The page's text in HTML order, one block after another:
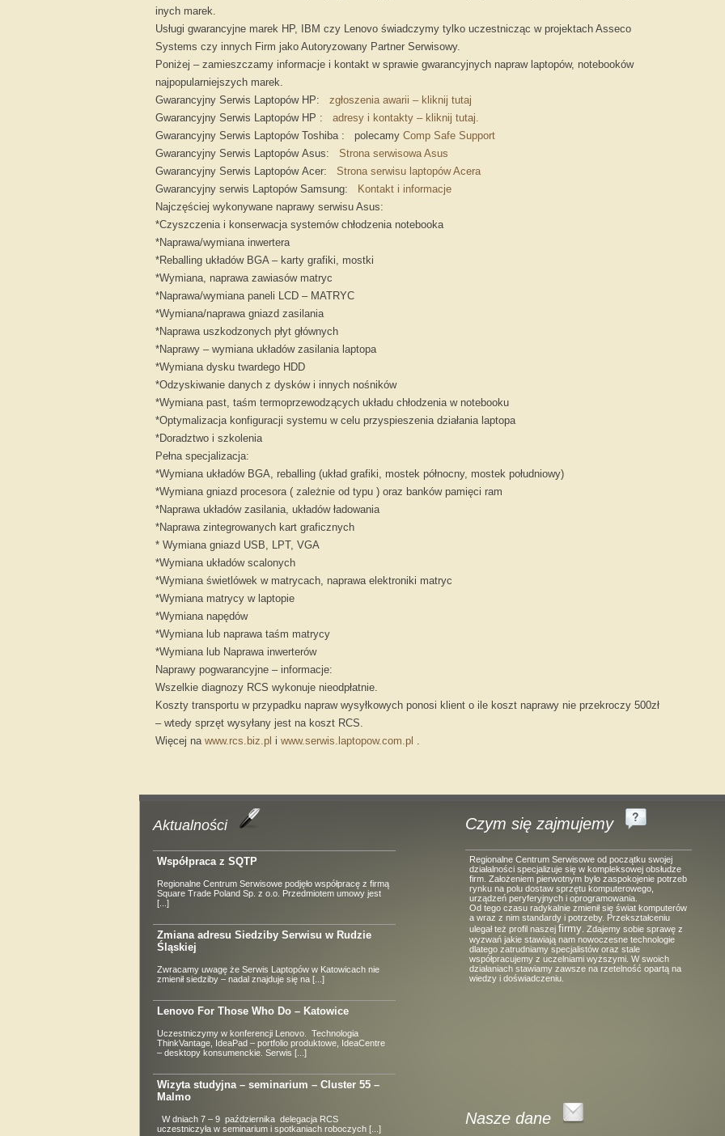
inych marek.
Usługi gwarancyjne marek HP, IBM czy Lenovo świadczymy tylko uczestnicząc w projektach Asseco
Systems czy innych Firm jako Autoryzowany Partner Serwisowy.
Poniżej – zamieszczamy informacje i kontakt w sprawie gwarancyjnych napraw laptopów, notebooków
najpopularniejszych marek.
Gwarancyjny Serwis Laptopów HP: zgłoszenia awarii – kliknij tutaj
Gwarancyjny Serwis Laptopów HP : adresy i kontakty – kliknij tutaj.
Gwarancyjny Serwis Laptopów Toshiba : polecamy Comp Safe Support
Gwarancyjny Serwis Laptopów Asus: Strona serwisowa Asus
Gwarancyjny Serwis Laptopów Acer: Strona serwisu laptopów Acera
Gwarancyjny serwis Laptopów Samsung:
Kontakt i informacje
Najczęściej wykonywane naprawy serwisu Asus:
*Czyszczenia i konserwacja systemów chłodzenia notebooka
*Naprawa/wymiana inwertera
*Reballing układów BGA – karty grafiki, mostki
*Wymiana, naprawa zawiasów matryc
*Naprawa/wymiana paneli LCD – MATRYC
*Wymiana/naprawa gniazd zasilania
*Naprawa uszkodzonych płyt głównych
*Naprawy – wymiana układów zasilania laptopa
*Wymiana dysku twardego HDD
*Odzyskiwanie danych z dysków i innych nośników
*Wymiana past, taśm termoprzewodzących układu chłodzenia w notebooku
*Optymalizacja konfiguracji systemu w celu przyspieszenia działania laptopa
*Doradztwo i szkolenia
Pełna specjalizacja:
*Wymiana układów BGA, reballing (układ grafiki, mostek północny, mostek południowy)
*Wymiana gniazd procesora ( zależnie od typu ) oraz banków pamięci ram
*Naprawa układów zasilania, układów ładowania
*Naprawa zintegrowanych kart graficznych
* Wymiana gniazd USB, LPT, VGA
*Wymiana układów scalonych
*Wymiana świetlówek w matrycach, naprawa elektroniki matryc
*Wymiana matrycy w laptopie
*Wymiana napędów
*Wymiana lub naprawa taśm matrycy
*Wymiana lub Naprawa inwerterów
Naprawy pogwarancyjne – informacje:
Wszelkie diagnozy RCS wykonuje nieodpłatnie.
Koszty transportu w przypadku napraw wysyłkowych ponosi klient o ile koszt naprawy nie przekroczy 500zł
– wtedy sprzęt wysyłany jest na koszt RCS.
Więcej na www.rcs.biz.pl i www.serwis.laptopow.com.pl .
Aktualności
Współpraca z SQTP
Regionalne Centrum Serwisowe podjęło współpracę z firmą
Square Trade Poland Sp. z o.o. Przedmiotem umowy jest
[...]
Zmiana adresu Siedziby Serwisu w Rudzie
Śląskiej
Zwracamy uwagę że Serwis Laptopów w Katowicach nie
zmienił siedziby – nadal znajduje się na [...]
Lenovo For Those Who Do – Katowice
Uczestniczymy w konferencji Lenovo. Technologia
ThinkVantage, IdeaPad – portfolio produktowe, IdeaCentre
– desktopy konsumenckie. Serwis [...]
Wizyta studyjna – seminarium – Cluster 55 –
Malmo
W dniach 7 – 9 października delegacja RCS
uczestniczyła w seminarium i spotkaniach roboczych [...]
Czym się zajmujemy
Regionalne Centrum Serwisowe od początku swojej
działalności specjalizuje się w kompleksowej obsłudze
firm. Założeniem pierwotnym było zaspokojenie potrzeb
rynku na polu dostaw sprzętu komputerowego,
urządzeń peryferyjnych i oprogramowania.
Od tego czasu radykalnie zmienił się świat komputerów
a wraz z nim standardy i potrzeby. Przekształceniu
ulegał też profil naszej firmy . Zdajemy sobie sprawę z
wyzwań jakie stawiają nam nowoczesne technologie
dlatego zatrudniamy specjalistów oraz stale
współpracujemy z uczelniami wyższymi. W swoich
działaniach stawiamy zawsze na rzetelność opartą na
wiedzy i doświadczeniu.
Nasze dane